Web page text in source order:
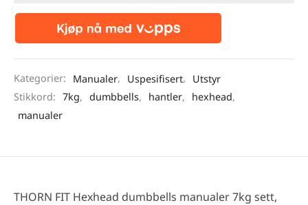
Kategorier: Manualer, Uspesifisert,
Utstyr
Stikkord: 7kg, dumbbells, hantler, hexhead,
manualer
THORN FIT Hexhead dumbbells manualer 7kg sett,